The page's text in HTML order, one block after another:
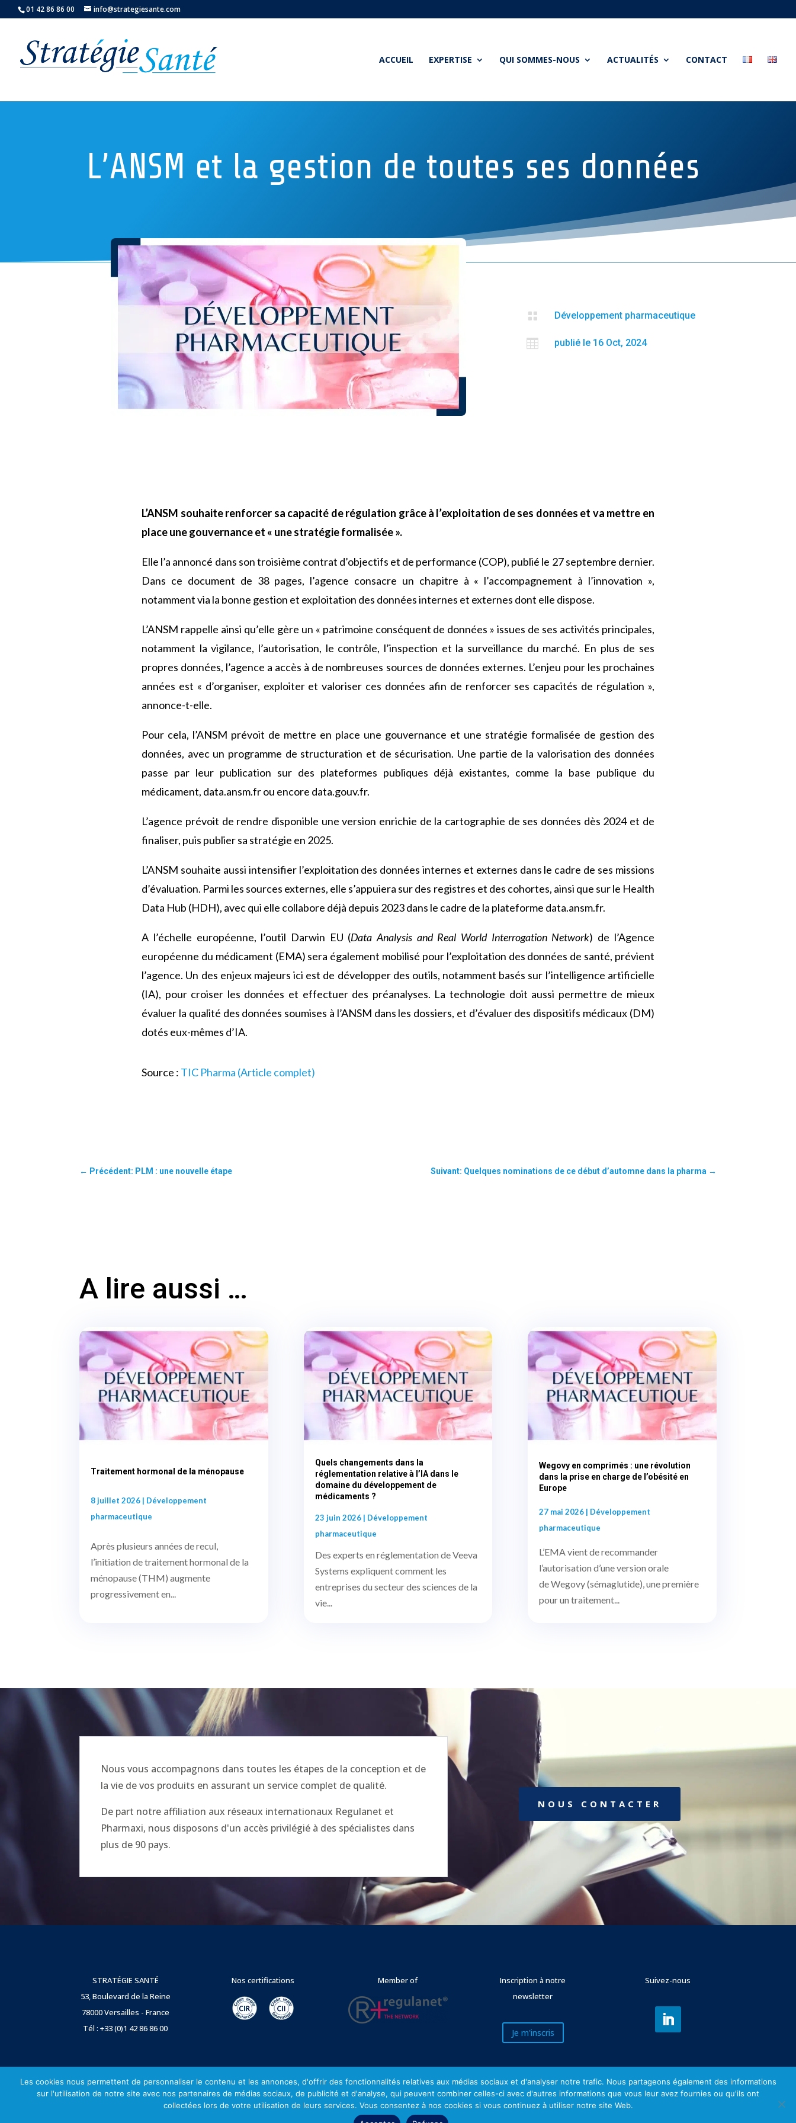
01 42 86 86 00 info@strategiesante.com
ACCUEIL EXPERTISE QUI SOMMES-NOUS ACTUALITÉS CONTACT
L’ANSM et la gestion de toutes ses données
 Développement pharmaceutique
 publié le 16 Oct, 2024
L’ANSM souhaite renforcer sa capacité de régulation grâce à l’exploitation de ses données et va mettre en
place une gouvernance et « une stratégie formalisée ».
Elle l’a annoncé dans son troisième contrat d’objectifs et de performance (COP), publié le 27 septembre dernier.
Dans ce document de 38 pages, l’agence consacre un chapitre à « l’accompagnement à l’innovation »,
notamment via la bonne gestion et exploitation des données internes et externes dont elle dispose.
L’ANSM rappelle ainsi qu’elle gère un « patrimoine conséquent de données » issues de ses activités principales,
notamment la vigilance, l’autorisation, le contrôle, l’inspection et la surveillance du marché. En plus de ses
propres données, l’agence a accès à de nombreuses sources de données externes. L’enjeu pour les prochaines
années est « d’organiser, exploiter et valoriser ces données afin de renforcer ses capacités de régulation »,
annonce-t-elle.
Pour cela, l’ANSM prévoit de mettre en place une gouvernance et une stratégie formalisée de gestion des
données, avec un programme de structuration et de sécurisation. Une partie de la valorisation des données
passe par leur publication sur des plateformes publiques déjà existantes, comme la base publique du
médicament, data.ansm.fr ou encore data.gouv.fr.
L’agence prévoit de rendre disponible une version enrichie de la cartographie de ses données dès 2024 et de
finaliser, puis publier sa stratégie en 2025.
L’ANSM souhaite aussi intensifier l’exploitation des données internes et externes dans le cadre de ses missions
d’évaluation. Parmi les sources externes, elle s’appuiera sur des registres et des cohortes, ainsi que sur le Health
Data Hub (HDH), avec qui elle collabore déjà depuis 2023 dans le cadre de la plateforme data.ansm.fr.
A l’échelle européenne, l’outil Darwin EU (Data Analysis and Real World Interrogation Network) de l’Agence
européenne du médicament (EMA) sera également mobilisé pour l’exploitation des données de santé, prévient
l’agence. Un des enjeux majeurs ici est de développer des outils, notamment basés sur l’intelligence artificielle
(IA), pour croiser les données et effectuer des préanalyses. La technologie doit aussi permettre de mieux
évaluer la qualité des données soumises à l’ANSM dans les dossiers, et d’évaluer des dispositifs médicaux (DM)
dotés eux-mêmes d’IA.
Source : TIC Pharma (Article complet)
← Précédent: PLM : une nouvelle étape Suivant: Quelques nominations de ce début d’automne dans la pharma →
A lire aussi …
Traitement hormonal de la ménopause
8 juillet 2026 | Développement
pharmaceutique
Après plusieurs années de recul,
l’initiation de traitement hormonal de la
ménopause (THM) augmente
progressivement en...
Quels changements dans la
réglementation relative à l’IA dans le
domaine du développement de
médicaments ?
23 juin 2026| Développement
pharmaceutique
Des experts en réglementation de Veeva
Systems expliquent comment les
entreprises du secteur des sciences de la
vie...
Wegovy en comprimés : une révolution
dans la prise en charge de l’obésité en
Europe
27 mai 2026| Développement
pharmaceutique
L’EMA vient de recommander
l’autorisation d’une version orale
de Wegovy (sémaglutide), une première
pour un traitement...
Nous vous accompagnons dans toutes les étapes de la conception et de
la vie de vos produits en assurant un service complet de qualité.
De part notre affiliation aux réseaux internationaux Regulanet et
Pharmaxi, nous disposons d'un accès privilégié à des spécialistes dans
plus de 90 pays.
NOUS CONTACTER
STRATÉGIE SANTÉ
53, Boulevard de la Reine
78000 Versailles - France
Tél : +33 (0)1 42 86 86 00
Nos certifications Member of
Inscription à notre
newsletter
Je m'inscris
Suivez-nous
Mentions légales
Les cookies nous permettent de personnaliser le contenu et les annonces, d'offrir des fonctionnalités relatives aux médias sociaux et d'analyser notre trafic. Nous partageons également des informations
sur l'utilisation de notre site avec nos partenaires de médias sociaux, de publicité et d'analyse, qui peuvent combiner celles-ci avec d'autres informations que vous leur avez fournies ou qu'ils ont
collectées lors de votre utilisation de leurs services. Vous consentez à nos cookies si vous continuez à utiliser notre site Web.